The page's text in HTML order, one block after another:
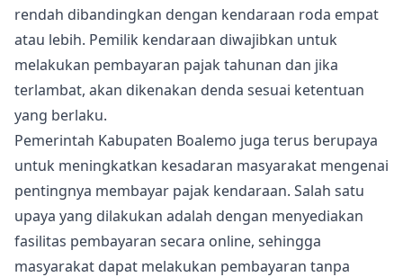
rendah dibandingkan dengan kendaraan roda empat
atau lebih. Pemilik kendaraan diwajibkan untuk
melakukan pembayaran pajak tahunan dan jika
terlambat, akan dikenakan denda sesuai ketentuan
yang berlaku.
Pemerintah Kabupaten Boalemo juga terus berupaya
untuk meningkatkan kesadaran masyarakat mengenai
pentingnya membayar pajak kendaraan. Salah satu
upaya yang dilakukan adalah dengan menyediakan
fasilitas pembayaran secara online, sehingga
masyarakat dapat melakukan pembayaran tanpa